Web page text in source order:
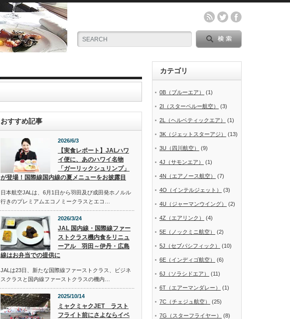
おすすめ記事
2026/6/3
【実食レポート】JALハワ
イ便に、あのハワイ名物
「ガーリックシュリンプ」
が登場！国際線国内線の夏メニューをお披露目
日本航空JALは、6月1日から羽田及び成田発ホノルル
行きのプレミアムエコノミークラスとエコ…
2026/3/24
JAL 国内線・国際線ファー
ストクラス機内食をリニュ
ーアル 羽田～伊丹・広島
線はお弁当での提供に
JALは23日、新たな国際線ファーストクラス、ビジネ
スクラスと国内線ファーストクラスの機内…
2025/10/14
ミャクミャクJET ラスト
フライト前にさよならイベ
カテゴリ
0B（ブルーエア） (1)
2I（スターペルー航空） (3)
2L（ヘルベティックエア） (1)
3K（ジェットスターアジ） (13)
3U（四川航空） (9)
4J（サモンエア） (1)
4N（エアノース航空） (7)
4O（インテルジェット） (3)
4U（ジャーマンウイング） (2)
4Z（エアリンク） (4)
5E（ノックミニ航空） (2)
5J（セブパシフィック） (10)
6E（インディゴ航空） (6)
6J（ソラシドエア） (11)
6T（エアーマンダレー） (1)
7C（チェジュ航空） (25)
7G（スターフライヤー） (8)